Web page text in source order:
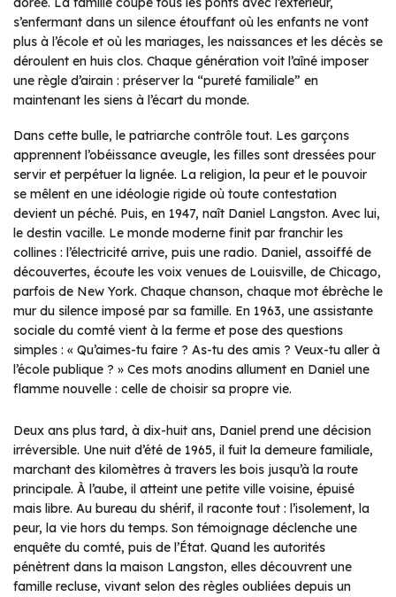
s’enfermant dans un silence étouffant où les enfants ne vont
plus à l’école et où les mariages, les naissances et les décès se
déroulent en huis clos. Chaque génération voit l’aîné imposer
une règle d’airain : préserver la “pureté familiale” en
maintenant les siens à l’écart du monde.
Dans cette bulle, le patriarche contrôle tout. Les garçons
apprennent l’obéissance aveugle, les filles sont dressées pour
servir et perpétuer la lignée. La religion, la peur et le pouvoir
se mêlent en une idéologie rigide où toute contestation
devient un péché. Puis, en 1947, naît Daniel Langston. Avec lui,
le destin vacille. Le monde moderne finit par franchir les
collines : l’électricité arrive, puis une radio. Daniel, assoiffé de
découvertes, écoute les voix venues de Louisville, de Chicago,
parfois de New York. Chaque chanson, chaque mot ébrèche le
mur du silence imposé par sa famille. En 1963, une assistante
sociale du comté vient à la ferme et pose des questions
simples : « Qu’aimes-tu faire ? As-tu des amis ? Veux-tu aller à
l’école publique ? » Ces mots anodins allument en Daniel une
flamme nouvelle : celle de choisir sa propre vie.
Deux ans plus tard, à dix-huit ans, Daniel prend une décision
irréversible. Une nuit d’été de 1965, il fuit la demeure familiale,
marchant des kilomètres à travers les bois jusqu’à la route
principale. À l’aube, il atteint une petite ville voisine, épuisé
mais libre. Au bureau du shérif, il raconte tout : l’isolement, la
peur, la vie hors du temps. Son témoignage déclenche une
enquête du comté, puis de l’État. Quand les autorités
pénètrent dans la maison Langston, elles découvrent une
famille recluse, vivant selon des règles oubliées depuis un